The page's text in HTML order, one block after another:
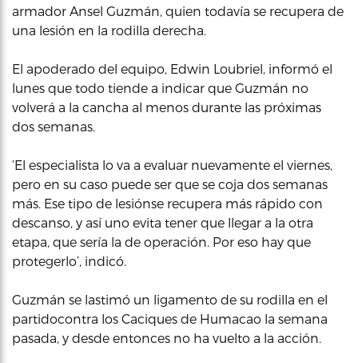
armador Ansel Guzmán, quien todavía se recupera de
una lesión en la rodilla derecha.
El apoderado del equipo, Edwin Loubriel, informó el
lunes que todo tiende a indicar que Guzmán no
volverá a la cancha al menos durante las próximas
dos semanas.
‘El especialista lo va a evaluar nuevamente el viernes,
pero en su caso puede ser que se coja dos semanas
más. Ese tipo de lesiónse recupera más rápido con
descanso, y así uno evita tener que llegar a la otra
etapa, que sería la de operación. Por eso hay que
protegerlo’, indicó.
Guzmán se lastimó un ligamento de su rodilla en el
partidocontra los Caciques de Humacao la semana
pasada, y desde entonces no ha vuelto a la acción.